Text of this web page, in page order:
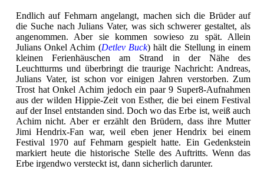
Endlich auf Fehmarn angelangt, machen sich die Brüder auf
die Suche nach Julians Vater, was sich schwerer gestaltet, als
angenommen. Aber sie kommen sowieso zu spät. Allein
Julians Onkel Achim (Detlev Buck) hält die Stellung in einem
kleinen Ferienhäuschen am Strand in der Nähe des
Leuchtturms und überbringt die traurige Nachricht: Andreas,
Julians Vater, ist schon vor einigen Jahren verstorben. Zum
Trost hat Onkel Achim jedoch ein paar 9 Super8-Aufnahmen
aus der wilden Hippie-Zeit von Esther, die bei einem Festival
auf der Insel entstanden sind. Doch wo das Erbe ist, weiß auch
Achim nicht. Aber er erzählt den Brüdern, dass ihre Mutter
Jimi Hendrix-Fan war, weil eben jener Hendrix bei einem
Festival 1970 auf Fehmarn gespielt hatte. Ein Gedenkstein
markiert heute die historische Stelle des Auftritts. Wenn das
Erbe irgendwo versteckt ist, dann sicherlich darunter.